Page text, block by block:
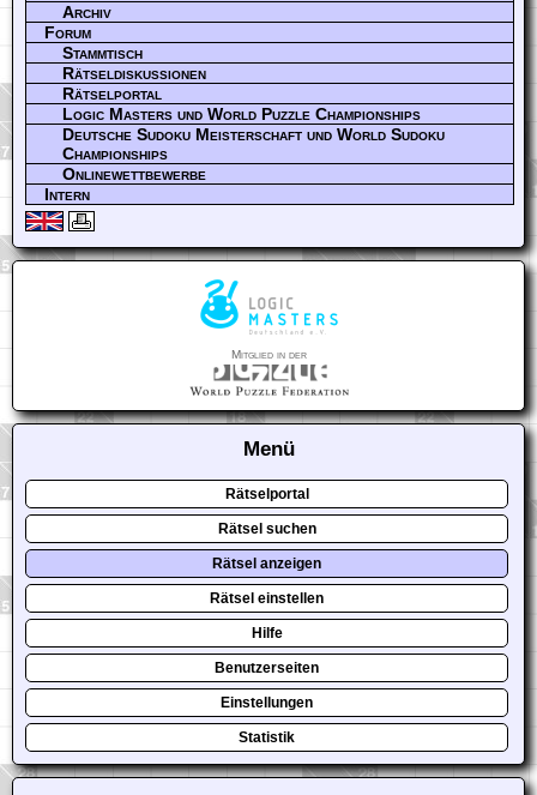
Archiv
Forum
Stammtisch
Rätseldiskussionen
Rätselportal
Logic Masters und World Puzzle Championships
Deutsche Sudoku Meisterschaft und World Sudoku
Championships
Onlinewettbewerbe
Intern
Mitglied in der
Menü
Rätselportal
Rätsel suchen
Rätsel anzeigen
Rätsel einstellen
Hilfe
Benutzerseiten
Einstellungen
Statistik